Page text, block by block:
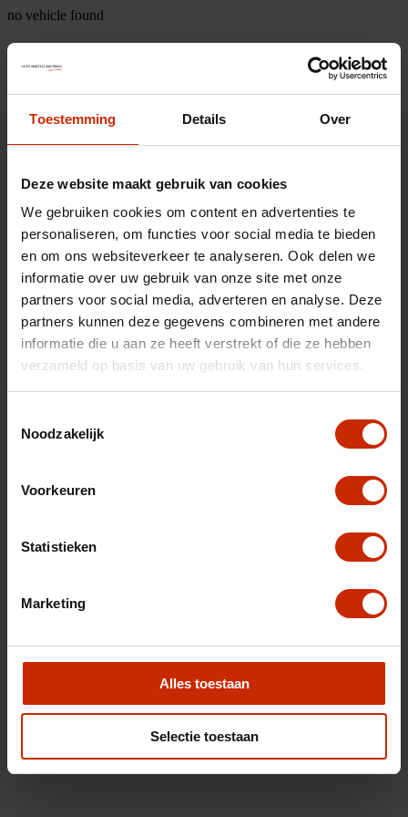
Toestemming Details Over
Deze website maakt gebruik van cookies
We gebruiken cookies om content en advertenties te
personaliseren, om functies voor social media te bieden
en om ons websiteverkeer te analyseren. Ook delen we
informatie over uw gebruik van onze site met onze
partners voor social media, adverteren en analyse. Deze
partners kunnen deze gegevens combineren met andere
informatie die u aan ze heeft verstrekt of die ze hebben
verzameld op basis van uw gebruik van hun services.
Noodzakelijk
Voorkeuren
Statistieken
Marketing
Alles toestaan
Selectie toestaan
no vehicle found